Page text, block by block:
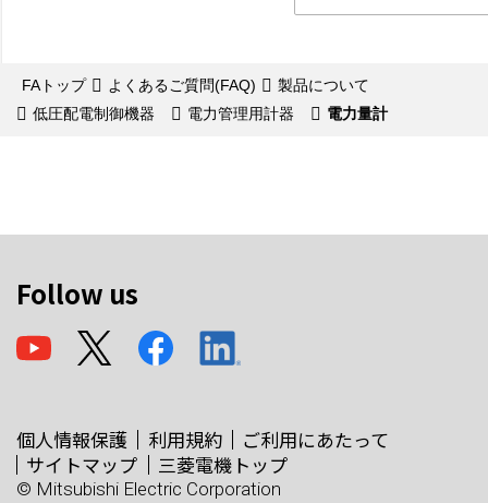
FAトップ よくあるご質問(FAQ)
製品について
低圧配電制御機器
電力管理用計器 電力量計
Follow us
個人情報保護 利用規約
ご利用にあたって
サイトマップ
三菱電機トップ
© Mitsubishi Electric Corporation